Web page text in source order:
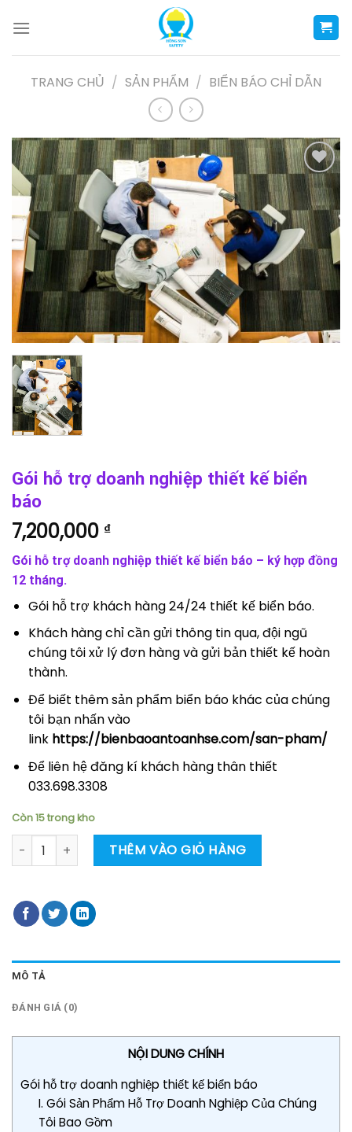
TRANG CHỦ / SẢN PHẨM / BIỂN BÁO CHỈ DẪN
Gói hỗ trợ doanh nghiệp thiết kế biển
báo
7,200,000 ₫
Gói hỗ trợ doanh nghiệp thiết kế biển báo – ký hợp đồng
12 tháng.
Gói hỗ trợ khách hàng 24/24 thiết kế biển báo.
Khách hàng chỉ cần gửi thông tin qua, đội ngũ
chúng tôi xử lý đơn hàng và gửi bản thiết kế hoàn
thành.
Để biết thêm sản phẩm biển báo khác của chúng
tôi bạn nhấn vào
link https://bienbaoantoanhse.com/san-pham/
Để liên hệ đăng kí khách hàng thân thiết
033.698.3308
Còn 15 trong kho
Gói hỗ trợ doanh nghiệp thiết kế biển báo số lượng
THÊM VÀO GIỎ HÀNG
MÔ TẢ
ĐÁNH GIÁ (0)
NỘI DUNG CHÍNH
Gói hỗ trợ doanh nghiệp thiết kế biển báo
I. Gói Sản Phẩm Hỗ Trợ Doanh Nghiệp Của Chúng
Tôi Bao Gồm